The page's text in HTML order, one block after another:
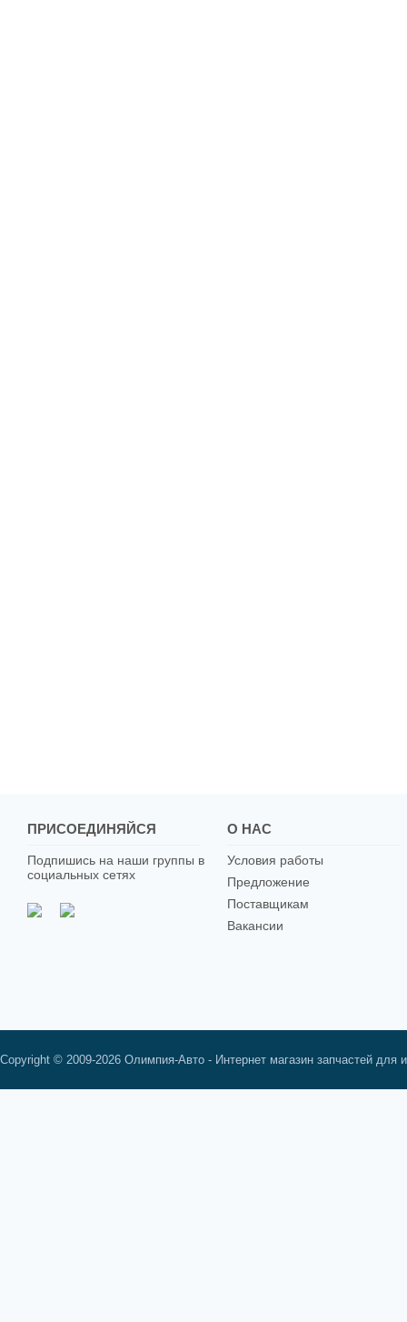
ПРИСОЕДИНЯЙСЯ
Подпишись на наши группы в
социальных сетях
О НАС
Условия работы
Предложение
Поставщикам
Вакансии
Copyright © 2009-2026 Олимпия-Авто - Интернет магазин запчастей для